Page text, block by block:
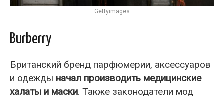
Gettyimages
Burberry
Британский бренд парфюмерии, аксессуаров
и одежды начал производить медицинские
халаты и маски. Также законодатели мод